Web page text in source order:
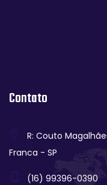
Contato
R: Couto
Franca - SP
(16) 99396-0390